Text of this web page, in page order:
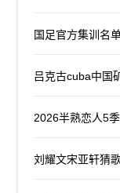
国足官方集训名
吕克古cuba中国
2026半熟恋人5
刘耀文宋亚轩猜